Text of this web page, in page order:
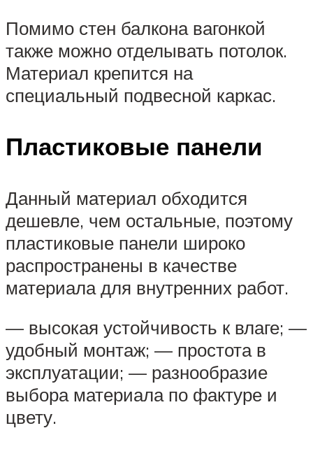
Помимо стен балкона вагонкой
также можно отделывать потолок.
Материал крепится на
специальный подвесной каркас.
Пластиковые панели
Данный материал обходится
дешевле, чем остальные, поэтому
пластиковые панели широко
распространены в качестве
материала для внутренних работ.
— высокая устойчивость к влаге; —
удобный монтаж; — простота в
эксплуатации; — разнообразие
выбора материала по фактуре и
цвету.